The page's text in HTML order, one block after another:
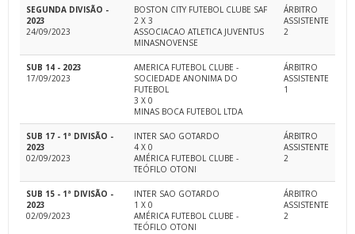
SEGUNDA DIVISÃO -
2023
24/09/2023
BOSTON CITY FUTEBOL CLUBE SAF
2 X 3
ASSOCIACAO ATLETICA JUVENTUS
MINASNOVENSE
ÁRBITRO
ASSISTENTE
2
SUB 14 - 2023
17/09/2023
AMERICA FUTEBOL CLUBE -
SOCIEDADE ANONIMA DO
FUTEBOL
3 X 0
MINAS BOCA FUTEBOL LTDA
ÁRBITRO
ASSISTENTE
1
SUB 17 - 1ª DIVISÃO -
2023
02/09/2023
INTER SAO GOTARDO
4 X 0
AMÉRICA FUTEBOL CLUBE -
TEÓFILO OTONI
ÁRBITRO
ASSISTENTE
2
SUB 15 - 1ª DIVISÃO -
2023
02/09/2023
INTER SAO GOTARDO
1 X 0
AMÉRICA FUTEBOL CLUBE -
TEÓFILO OTONI
ÁRBITRO
ASSISTENTE
2